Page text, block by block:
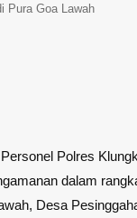
Pura Goa Lawah
Polres
dalam
Desa